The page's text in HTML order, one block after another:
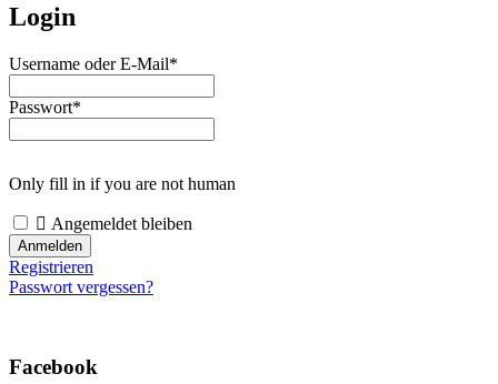
Login
Username oder E-Mail*
Passwort*
Only fill in if you are not human
Angemeldet bleiben
Registrieren
Passwort vergessen?
Facebook